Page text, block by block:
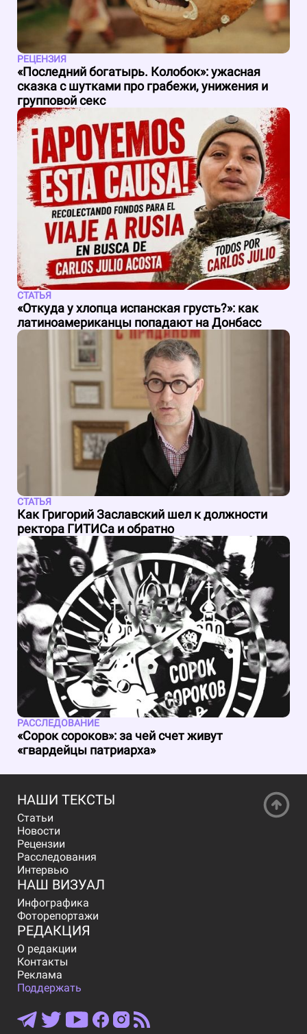
РЕЦЕНЗИЯ
«Последний богатырь. Колобок»: ужасная
сказка с шутками про грабежи, унижения и
групповой секс
СТАТЬЯ
«Откуда у хлопца испанская грусть?»: как
латиноамериканцы попадают на Донбасс
СТАТЬЯ
Как Григорий Заславский шел к должности
ректора ГИТИСа и обратно
РАССЛЕДОВАНИЕ
«Сорок сороков»: за чей счет живут
«гвардейцы патриарха»
НАШИ ТЕКСТЫ
Статьи
Новости
Рецензии
Расследования
Интервью
НАШ ВИЗУАЛ
Инфографика
Фоторепортажи
РЕДАКЦИЯ
О редакции
Контакты
Реклама
Поддержать